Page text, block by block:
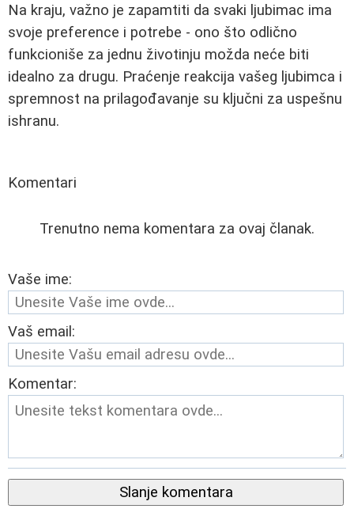
Na kraju, važno je zapamtiti da svaki ljubimac ima
svoje preference i potrebe - ono što odlično
funkcioniše za jednu životinju možda neće biti
idealno za drugu. Praćenje reakcija vašeg ljubimca i
spremnost na prilagođavanje su ključni za uspešnu
ishranu.
Komentari
Trenutno nema komentara za ovaj članak.
Vaše ime:
Vaš email:
Komentar:
Slanje komentara